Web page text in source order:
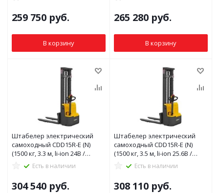
259 750 руб.
В корзину
265 280 руб.
В корзину
Штабелер электрический
самоходный CDD15R-E (N)
(1500 кг, 3.3 м, li-ion 24В /
100Ач) Есть в наличии
304 540 руб.
Штабелер электрический
самоходный CDD15R-E (N)
(1500 кг, 3.5 м, li-ion 25.6В /
100Ач) Есть в наличии
308 110 руб.